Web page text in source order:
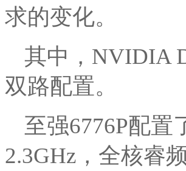
求的变化。
其中，NVIDIA
双路配置。
至强6776P配置
2.3GHz，全核睿